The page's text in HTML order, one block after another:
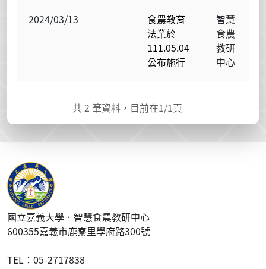
2024/03/13
食農教育
法業於
111.05.04
公布施行
智慧
食農
教研
中心
共2 筆資料，目前在1/1頁
國立嘉義大學．智慧食農教研中心
600355嘉義市鹿寮里學府路300號
TEL ：05-2717838